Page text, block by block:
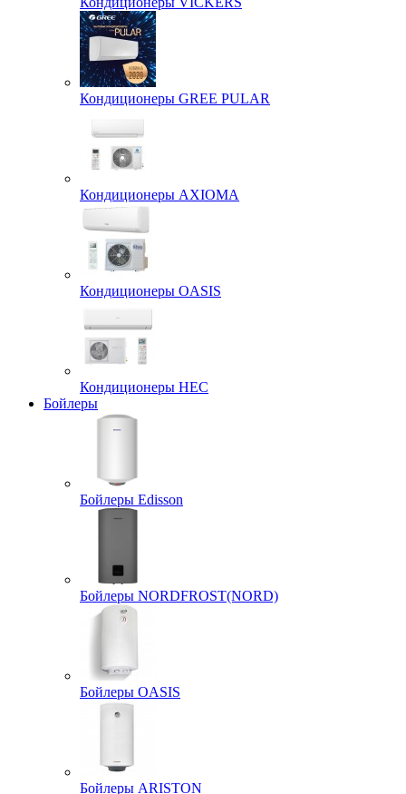
Кондиционеры GREE PULAR
Кондиционеры AXIOMA
Кондиционеры OASIS
Кондиционеры HEC
Бойлеры
Бойлеры Edisson
Бойлеры NORDFROST(NORD)
Бойлеры OASIS
Бойлеры ARISTON